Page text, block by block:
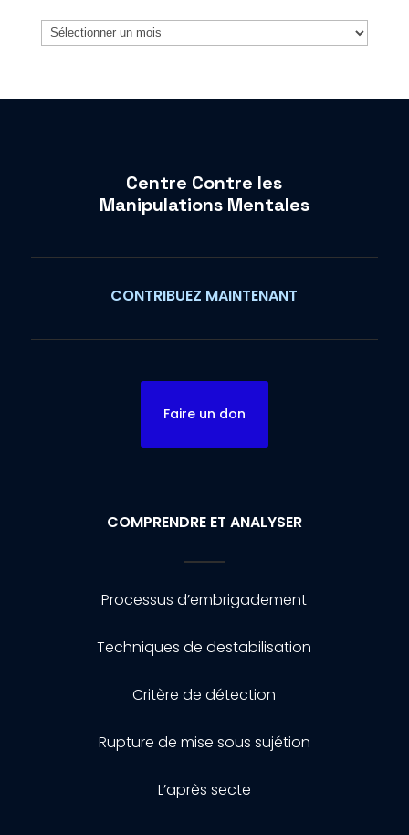
Archives
Centre Contre les
Manipulations Mentales
CONTRIBUEZ MAINTENANT
Faire un don
COMPRENDRE ET ANALYSER
Processus d’embrigadement
Techniques de destabilisation
Critère de détection
Rupture de mise sous sujétion
L’après secte